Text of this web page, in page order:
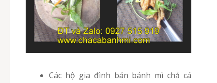
Các hộ gia đình bán bánh mì chả cá